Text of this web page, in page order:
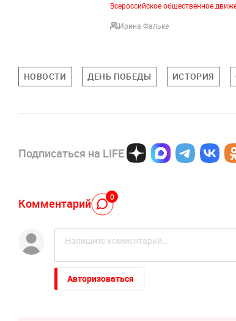
Всероссийское общественное
Ирина Фальке
НОВОСТИ ДЕНЬ ПОБЕДЫ ИСТОРИЯ
Подписаться на LIFE
Комментарий 0
Авторизоваться